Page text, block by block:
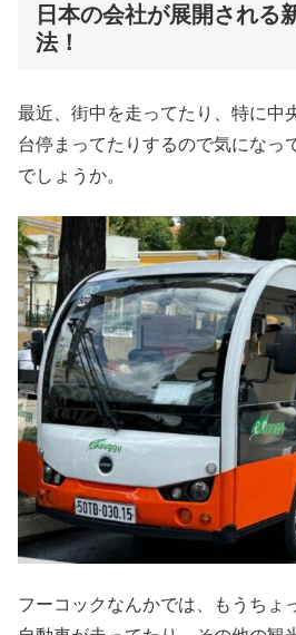
日本の会社が展開される
法！
最近、街中を走ってたり、特に中
台停まってたりするので気になっ
でしょうか。
フーコックなんかでは、もうちょ